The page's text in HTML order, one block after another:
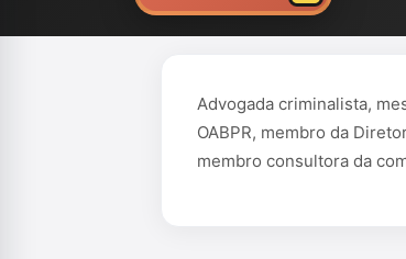
Advogada criminalista,
OABPR, membro da
membro consultora da